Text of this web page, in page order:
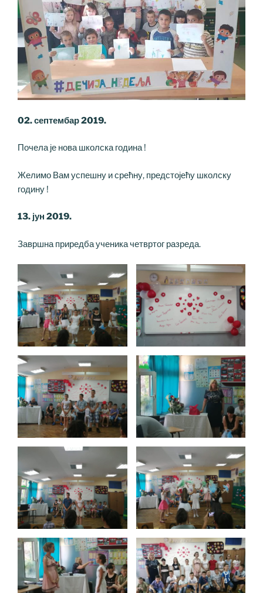
02. септембар 2019.
Почела је нова школска година !
Желимо Вам успешну и срећну, предстојећу школску
годину !
13. јун 2019.
Завршна приредба ученика четвртог разреда.